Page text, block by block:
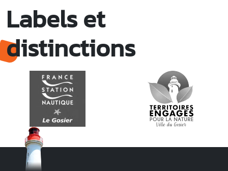
Labels et
distinctions